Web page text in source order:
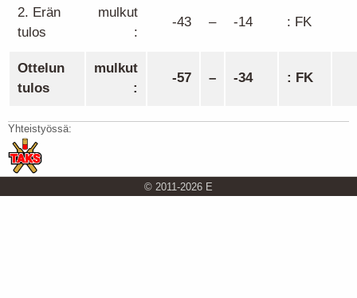
2. Erän
tulos
mulkut
:
-43 – -14 : FK
Ottelun
tulos
mulkut
:
-57 – -34 : FK
Yhteistyössä:
© 2011-2026 E